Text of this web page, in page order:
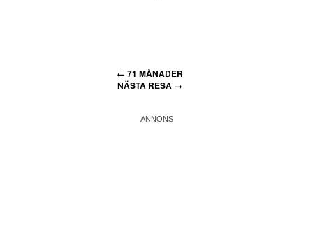
← 71 MÅNADER
NÄSTA RESA →